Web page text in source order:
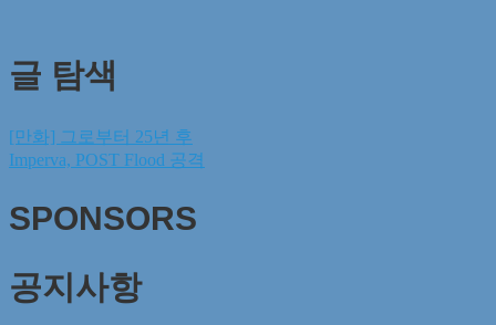
글 탐색
[만화] 그로부터 25년 후
Imperva, POST Flood 공격
SPONSORS
공지사항